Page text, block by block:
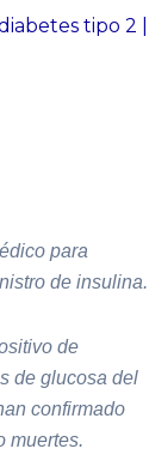
para
de insulina.
de
de glucosa del
confirmado
muertes.